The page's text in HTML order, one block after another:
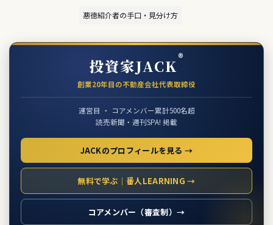
悪徳紹介者の手口・見分け方
投資家JACK®
創業20年目の不動産会社代表取締役
運営目 ・ コアメンバー累計500名超
読売新聞・週刊SPA! 掲載
JACKのプロフィールを見る →
無料で学ぶ｜番人LEARNING →
コアメンバー（審査制）→